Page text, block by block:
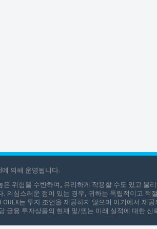
에 의해 운영됩니다.
위험을 수반하며, 유리하게 작용할 수도 있고
의심스러운 점이 있는 경우, 귀하는 독립적이고
는 투자 조언을 제공하지 않으며 여기에서
금융 투자상품의 현재 및/또는 미래 실적에 대한